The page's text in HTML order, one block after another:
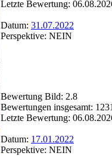
Letzte Bewertung:
Datum: 31.07.2022
Perspektive: NEIN
Bewertung Bild: 2.8
Bewertungen insgesamt:
Letzte Bewertung:
Datum: 17.01.2022
Perspektive: NEIN